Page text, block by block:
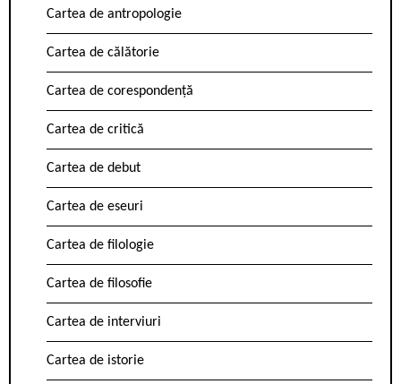
Cartea de antropologie
Cartea de călătorie
Cartea de corespondență
Cartea de critică
Cartea de debut
Cartea de eseuri
Cartea de filologie
Cartea de filosofie
Cartea de interviuri
Cartea de istorie